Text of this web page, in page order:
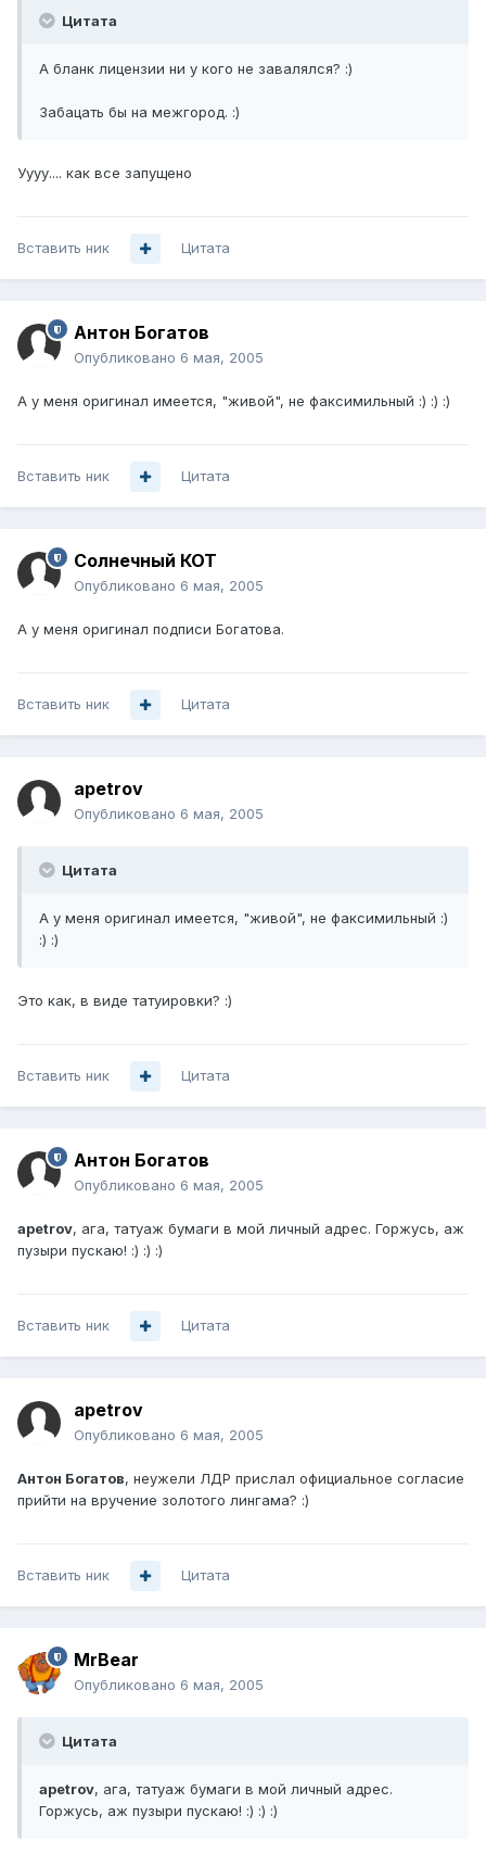
Цитата
А бланк лицензии ни у кого не завалялся? :)
Забацать бы на межгород. :)
Уууу.... как все запущено
Вставить ник Цитата
Антон Богатов
Опубликовано 6 мая, 2005
А у меня оригинал имеется, "живой", не факсимильный :) :) :)
Вставить ник Цитата
Солнечный КОТ
Опубликовано 6 мая, 2005
А у меня оригинал подписи Богатова.
Вставить ник Цитата
apetrov
Опубликовано 6 мая, 2005
Цитата
А у меня оригинал имеется, "живой", не факсимильный :)
:) :)
Это как, в виде татуировки? :)
Вставить ник Цитата
Антон Богатов
Опубликовано 6 мая, 2005
apetrov, ага, татуаж бумаги в мой личный адрес. Горжусь, аж
пузыри пускаю! :) :) :)
Вставить ник Цитата
apetrov
Опубликовано 6 мая, 2005
Антон Богатов, неужели ЛДР прислал официальное согласие
прийти на вручение золотого лингама? :)
Вставить ник Цитата
MrBear
Опубликовано 6 мая, 2005
Цитата
apetrov, ага, татуаж бумаги в мой личный адрес.
Горжусь, аж пузыри пускаю! :) :) :)